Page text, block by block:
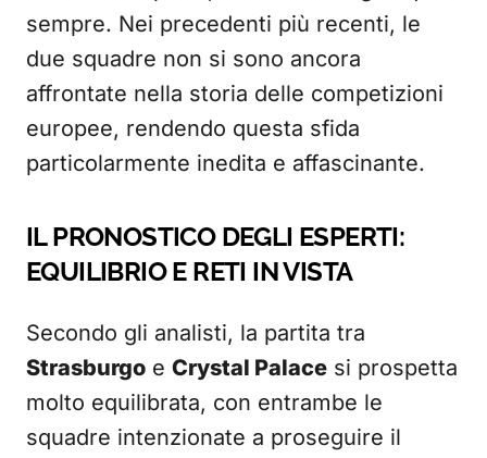
sempre. Nei precedenti più recenti, le
due squadre non si sono ancora
affrontate nella storia delle competizioni
europee, rendendo questa sfida
particolarmente inedita e affascinante.
IL PRONOSTICO DEGLI ESPERTI:
EQUILIBRIO E RETI IN VISTA
Secondo gli analisti, la partita tra
Strasburgo e Crystal Palace si prospetta
molto equilibrata, con entrambe le
squadre intenzionate a proseguire il